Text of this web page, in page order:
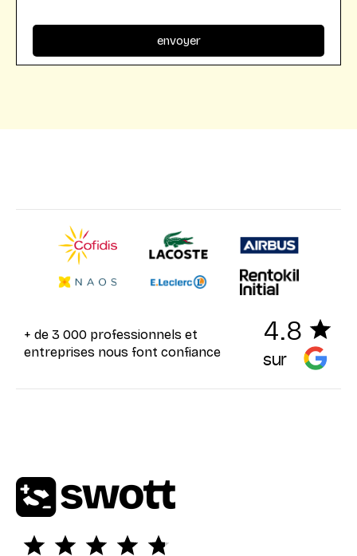
+ de 3 000 professionnels et
entreprises nous font confiance
4.8
sur